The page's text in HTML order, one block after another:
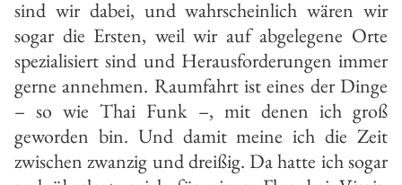
sind wir dabei, und wahrscheinlich wären wir
sogar die Ersten, weil wir auf abgelegene Orte
spezialisiert sind und Herausforderungen immer
gerne annehmen. Raumfahrt ist eines der Dinge
– so wie Thai Funk –, mit denen ich groß
geworden bin. Und damit meine ich die Zeit
zwischen zwanzig und dreißig. Da hatte ich sogar